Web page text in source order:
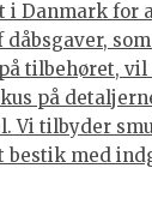
for
på
Vi tilbyder
med